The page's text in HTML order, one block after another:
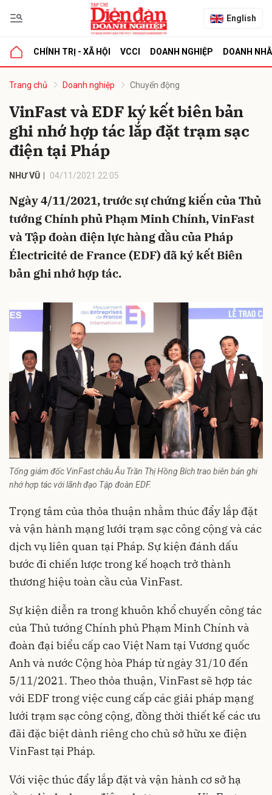
English
CHÍNH TRỊ - XÃ HỘI VCCI DOANH NGHIỆP DOANH
Trang chủ Doanh nghiệp Chuyển động
VinFast và EDF ký kết biên bản
ghi nhớ hợp tác lắp đặt trạm sạc
điện tại Pháp
NHƯ VŨ 04/11/2021 22:05
Ngày 4/11/2021, trước sự chứng kiến của Thủ
tướng Chính phủ Phạm Minh Chính, VinFast
và Tập đoàn điện lực hàng đầu của Pháp
Électricité de France (EDF) đã ký kết Biên
bản ghi nhớ hợp tác.
Tổng giám đốc VinFast châu Âu Trần Thị Hồng Bích trao biên bản ghi
nhớ hợp tác với lãnh đạo Tập đoàn EDF.
Trọng tâm của thỏa thuận nhằm thúc đẩy lắp đặt
và vận hành mạng lưới trạm sạc công cộng và các
dịch vụ liên quan tại Pháp. Sự kiện đánh dấu
bước đi chiến lược trong kế hoạch trở thành
thương hiệu toàn cầu của VinFast.
Sự kiện diễn ra trong khuôn khổ chuyến công tác
của Thủ tướng Chính phủ Phạm Minh Chính và
đoàn đại biểu cấp cao Việt Nam tại Vương quốc
Anh và nước Cộng hòa Pháp từ ngày 31/10 đến
5/11/2021. Theo thỏa thuận, VinFast sẽ hợp tác
với EDF trong việc cung cấp các giải pháp mạng
lưới trạm sạc công cộng, đồng thời thiết kế các ưu
đãi đặc biệt dành riêng cho chủ sở hữu xe điện
VinFast tại Pháp.
Với việc thúc đẩy lắp đặt và vận hành cơ sở hạ
luận
Hủy